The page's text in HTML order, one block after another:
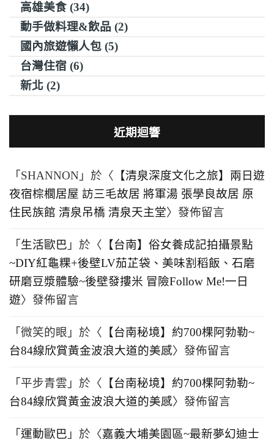
高雄美食 (34)
動手做料理&飲品 (2)
國內旅遊懶人包 (5)
台灣住宿 (6)
新北 (2)
近期迴響
「 SHANNON 」於〈 【清泉深度文化之旅】兩日遊
夜宿棕櫚居屋 訪三毛故居 將軍湯 張學良故居 原
住民族館 清泉吊橋 清泉天主堂〉發佈留言
「 生活歐巴 」於〈 【台南】俗女養成記拍攝景點
~DIY紅龜粿+後壁LV茄芷袋、美味割稻飯、石磨
研磨豆漿體驗~後壁發摟米 冒險Follow Me!一日
遊〉發佈留言
「 微笑的眼 」於〈 【台南秘境】約700棵阿勃勒~
台84線欣賞黃金波浪大道的美感〉發佈留言
「 平步青雲 」於〈 【台南秘境】約700棵阿勃勒~
台84線欣賞黃金波浪大道的美感〉發佈留言
「 運動歐巴 」於〈嘉義大埔美園區~最新夢幻迪士